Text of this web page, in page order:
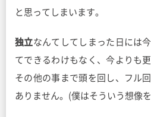
と思ってしまいます。
独立なんてしてしまった日には
てできるわけもなく、今よりも
その他の事まで頭を回し、フル
ありません。(僕はそういう想像